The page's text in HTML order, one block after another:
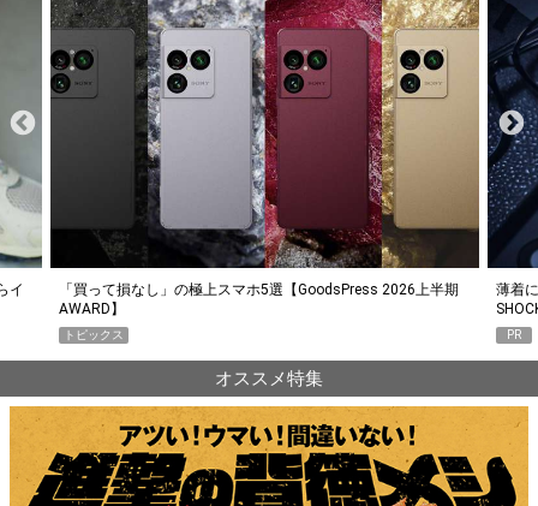
イ
「買って損なし」の極上スマホ5選【GoodsPress 2026上半期
AWARD】
トピックス
薄着
PR
オススメ特集